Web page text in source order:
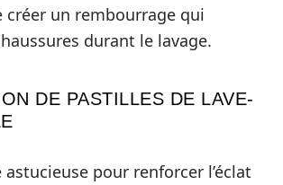
créer un rembourrage qui
durant le lavage.
DE PASTILLES DE LAVE-
pour renforcer l’éclat